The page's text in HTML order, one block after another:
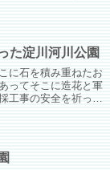
た淀川河川公園
に石を積み重ねたお
ってそこに造花と軍
工事の安全を祈って